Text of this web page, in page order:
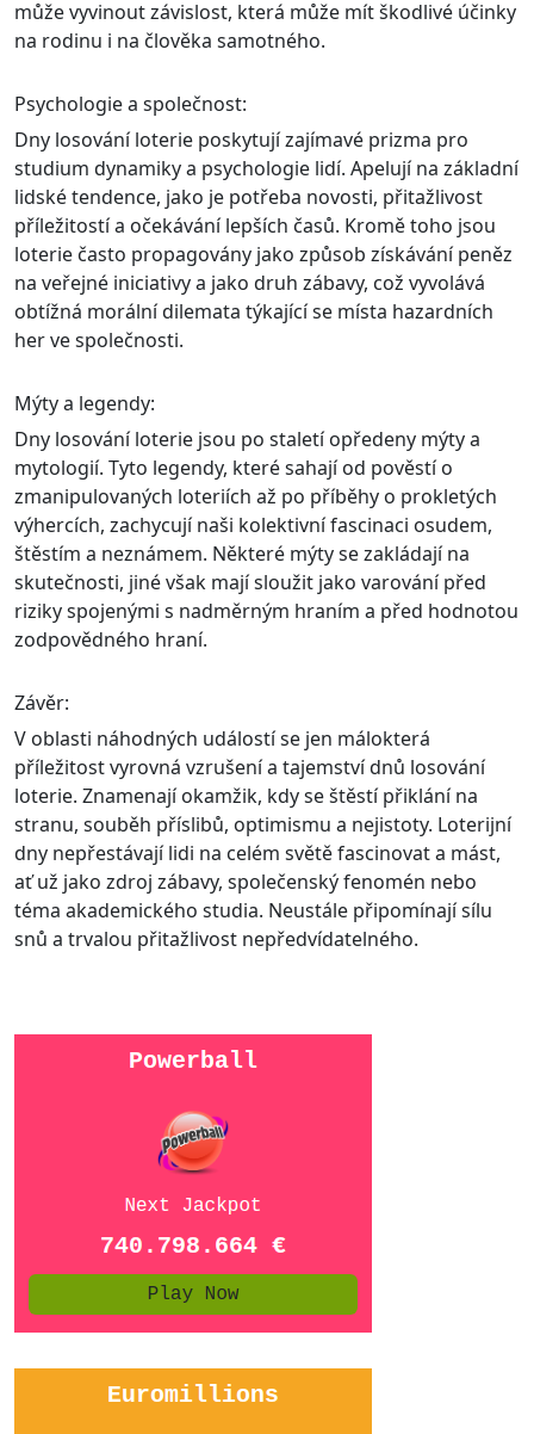
může vyvinout závislost, která může mít škodlivé účinky
na rodinu i na člověka samotného.
Psychologie a společnost:
Dny losování loterie poskytují zajímavé prizma pro
studium dynamiky a psychologie lidí. Apelují na základní
lidské tendence, jako je potřeba novosti, přitažlivost
příležitostí a očekávání lepších časů. Kromě toho jsou
loterie často propagovány jako způsob získávání peněz
na veřejné iniciativy a jako druh zábavy, což vyvolává
obtížná morální dilemata týkající se místa hazardních
her ve společnosti.
Mýty a legendy:
Dny losování loterie jsou po staletí opředeny mýty a
mytologií. Tyto legendy, které sahají od pověstí o
zmanipulovaných loteriích až po příběhy o prokletých
výhercích, zachycují naši kolektivní fascinaci osudem,
štěstím a neznámem. Některé mýty se zakládají na
skutečnosti, jiné však mají sloužit jako varování před
riziky spojenými s nadměrným hraním a před hodnotou
zodpovědného hraní.
Závěr:
V oblasti náhodných událostí se jen málokterá
příležitost vyrovná vzrušení a tajemství dnů losování
loterie. Znamenají okamžik, kdy se štěstí přiklání na
stranu, souběh příslibů, optimismu a nejistoty. Loterijní
dny nepřestávají lidi na celém světě fascinovat a mást,
ať už jako zdroj zábavy, společenský fenomén nebo
téma akademického studia. Neustále připomínají sílu
snů a trvalou přitažlivost nepředvídatelného.